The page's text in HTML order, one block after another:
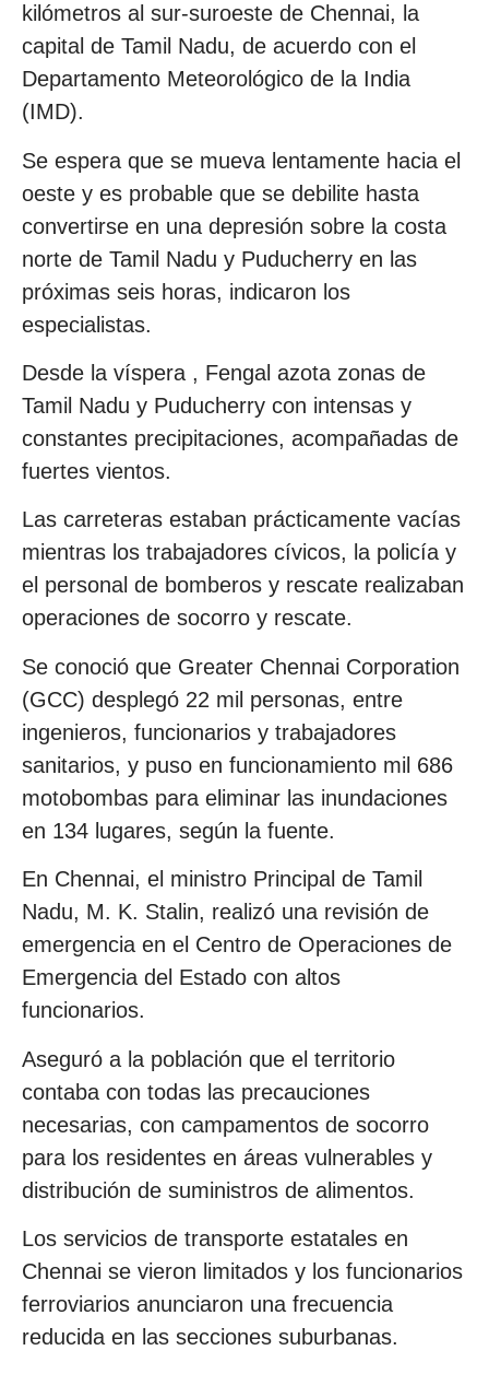
kilómetros al sur-suroeste de Chennai, la
capital de Tamil Nadu, de acuerdo con el
Departamento Meteorológico de la India
(IMD).
Se espera que se mueva lentamente hacia el
oeste y es probable que se debilite hasta
convertirse en una depresión sobre la costa
norte de Tamil Nadu y Puducherry en las
próximas seis horas, indicaron los
especialistas.
Desde la víspera , Fengal azota zonas de
Tamil Nadu y Puducherry con intensas y
constantes precipitaciones, acompañadas de
fuertes vientos.
Las carreteras estaban prácticamente vacías
mientras los trabajadores cívicos, la policía y
el personal de bomberos y rescate realizaban
operaciones de socorro y rescate.
Se conoció que Greater Chennai Corporation
(GCC) desplegó 22 mil personas, entre
ingenieros, funcionarios y trabajadores
sanitarios, y puso en funcionamiento mil 686
motobombas para eliminar las inundaciones
en 134 lugares, según la fuente.
En Chennai, el ministro Principal de Tamil
Nadu, M. K. Stalin, realizó una revisión de
emergencia en el Centro de Operaciones de
Emergencia del Estado con altos
funcionarios.
Aseguró a la población que el territorio
contaba con todas las precauciones
necesarias, con campamentos de socorro
para los residentes en áreas vulnerables y
distribución de suministros de alimentos.
Los servicios de transporte estatales en
Chennai se vieron limitados y los funcionarios
ferroviarios anunciaron una frecuencia
reducida en las secciones suburbanas.